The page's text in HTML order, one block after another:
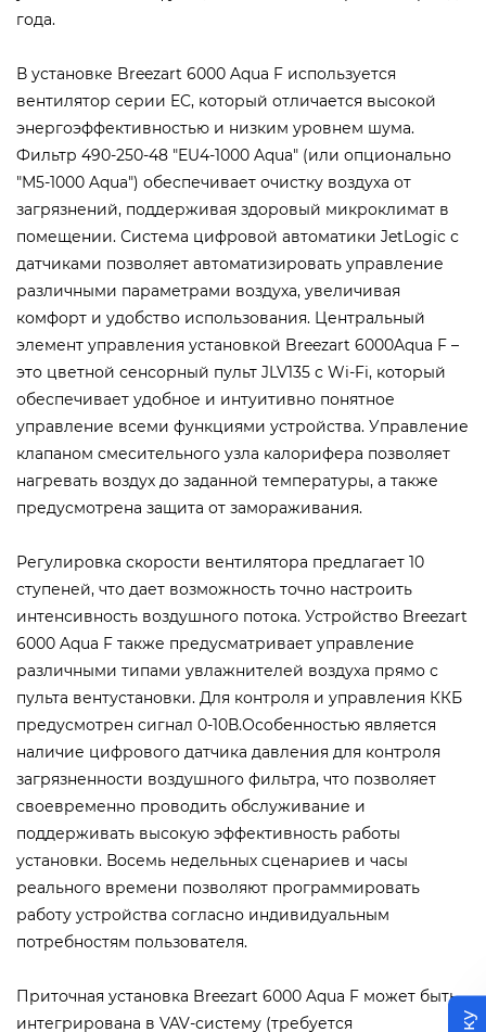
года.
В установке Breezart 6000 Aqua F используется
вентилятор серии EC, который отличается высокой
энергоэффективностью и низким уровнем шума.
Фильтр 490-250-48 "EU4-1000 Aqua" (или опционально
"M5-1000 Aqua") обеспечивает очистку воздуха от
загрязнений, поддерживая здоровый микроклимат в
помещении. Система цифровой автоматики JetLogic с
датчиками позволяет автоматизировать управление
различными параметрами воздуха, увеличивая
комфорт и удобство использования. Центральный
элемент управления установкой Breezart 6000Aqua F –
это цветной сенсорный пульт JLV135 с Wi-Fi, который
обеспечивает удобное и интуитивно понятное
управление всеми функциями устройства. Управление
клапаном смесительного узла калорифера позволяет
нагревать воздух до заданной температуры, а также
предусмотрена защита от замораживания.
Регулировка скорости вентилятора предлагает 10
ступеней, что дает возможность точно настроить
интенсивность воздушного потока. Устройство Breezart
6000 Aqua F также предусматривает управление
различными типами увлажнителей воздуха прямо с
пульта вентустановки. Для контроля и управления ККБ
предусмотрен сигнал 0-10В.Особенностью является
наличие цифрового датчика давления для контроля
загрязненности воздушного фильтра, что позволяет
своевременно проводить обслуживание и
поддерживать высокую эффективность работы
установки. Восемь недельных сценариев и часы
реального времени позволяют программировать
работу устройства согласно индивидуальным
потребностям пользователя.
Приточная установка Breezart 6000 Aqua F может быть
интегрирована в VAV-систему (требуется